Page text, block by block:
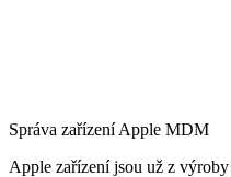
Správa zařízení Apple MDM
Apple zařízení jsou už z